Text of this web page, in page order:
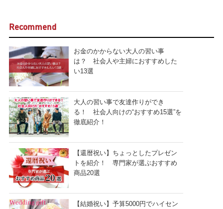
Recommend
お金のかからない大人の習い事
は？ 社会人や主婦におすすめした
い13選
大人の習い事で友達作りができ
る！ 社会人向けの“おすすめ15選”を
徹底紹介！
【還暦祝い】ちょっとしたプレゼン
トを紹介！ 専門家が選ぶおすすめ
商品20選
【結婚祝い】予算5000円でハイセン